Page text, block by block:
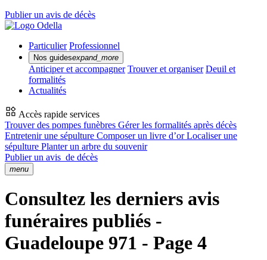
Publier un avis de décès
Particulier Professionnel
Nos guidesexpand_more
Anticiper et accompagner Trouver et organiser Deuil et
formalités
Actualités
Accès rapide services
Trouver des pompes funèbres Gérer les formalités après décès
Entretenir une sépulture Composer un livre d’orLocaliser une
sépulture Planter un arbre du souvenir
Publier un avis de décès
menu
Consultez les derniers avis
funéraires publiés -
Guadeloupe 971 - Page 4